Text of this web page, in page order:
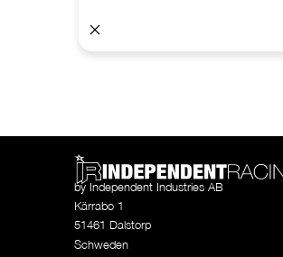
by Independent Industries AB
Kärrabo 1
51461 Dalstorp
Schweden